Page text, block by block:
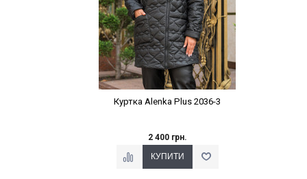
Куртка Alenka Plus 2036-3
2 400 грн.